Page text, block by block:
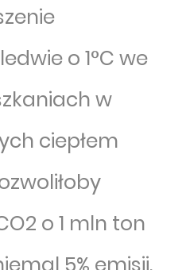
o 1°C we
w
ciepłem
o 1 mln ton